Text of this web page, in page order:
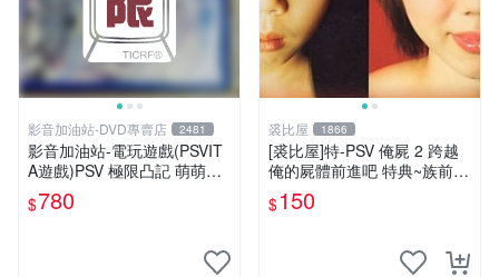
影音加油站-DVD專賣店 2481
影音加油站-電玩遊戲(PSVIT
A遊戲)PSV 極限凸記 萌萌編
年史 /日文亞版
$780
裘比屋 1866
[裘比屋]特-PSV 俺屍 2 跨越
俺的屍體前進吧 特典~族前傳
漫畫特輯(約82頁) 616
$150